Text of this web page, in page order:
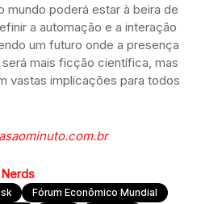
mundo poderá estar à beira de
a automação e a interação
um futuro onde a presença
mais ficção científica, mas
vastas implicações para todos
Fórum Econômico Mundial